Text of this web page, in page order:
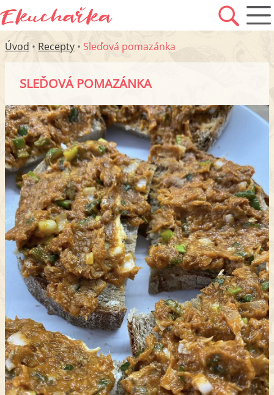
Úvod • Recepty • Sleďová pomazánka
SLEĎOVÁ POMAZÁNKA